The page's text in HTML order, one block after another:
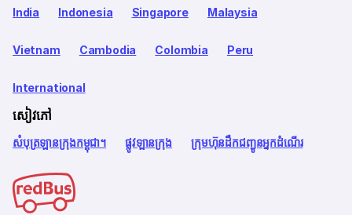
India Indonesia Singapore Malaysia
Vietnam Cambodia Colombia Peru
International
សៀវភៅ
សំបុត្រឡានក្រុងកម្ពុជា។ ផ្លូវឡានក្រុង ក្រុមហ៊ុនដឹកជញ្ជូនអ្នកដំណើរ